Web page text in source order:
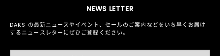
NEWS LETTER
DAKS の最新ニュースやイベント、セールのご案内などをいち早くお届け
するニュースレターにぜひご登録ください。